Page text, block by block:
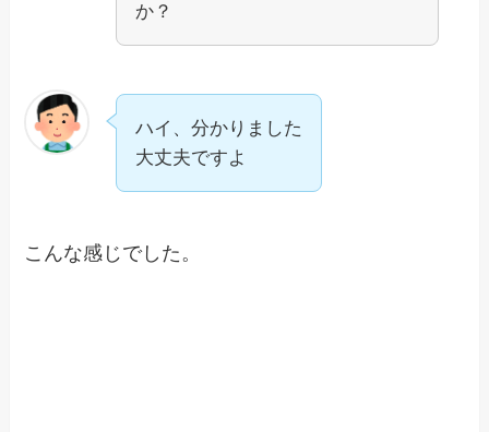
か？
ハイ、分かりました
大丈夫ですよ
こんな感じでした。